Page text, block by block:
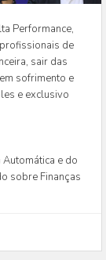
Performance,
de
sair das
sofrimento e
e exclusivo
e do
sobre Finanças